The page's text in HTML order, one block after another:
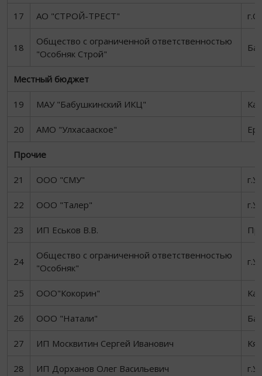
17 АО "СТРОЙ-ТРЕСТ"
18
Общество с ограниченной ответственностью
"Особняк Строй"
Местный бюджет
19 МАУ "Бабушкинский ИКЦ"
20 АМО "Улхасааское"
Прочие
21 ООО "СМУ"
22 ООО "Талер"
23 ИП Еськов В.В.
24
Общество с ограниченной ответственностью
"Особняк"
25 ООО"Кокорин"
26 ООО "Натали"
27 ИП Москвитин Сергей Иванович
28 ИП Дорханов Олег Васильевич